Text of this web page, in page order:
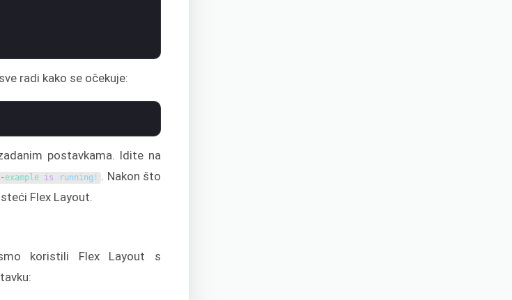
radi kako se očekuje:
postavkama. Idite na
-example is running ! . Nakon što
Flex Layout.
koristili Flex Layout s